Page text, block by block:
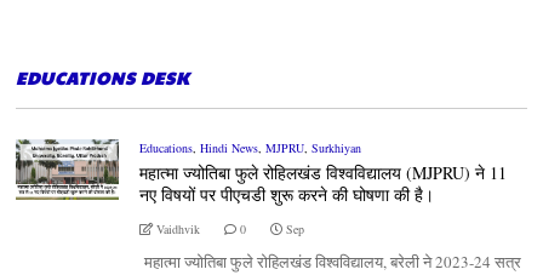
EDUCATIONS DESK
Educations, Hindi News, MJPRU, Surkhiyan
महात्मा ज्योतिबा फुले रोहिलखंड विश्वविद्यालय (MJPRU) ने 11
नए विषयों पर पीएचडी शुरू करने की घोषणा की है।
Vaidhvik 0 Sep
महात्मा ज्योतिबा फुले रोहिलखंड विश्वविद्यालय, बरेली ने 2023-24 सत्र